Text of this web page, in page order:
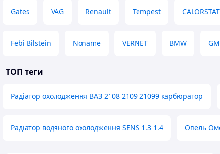
Gates VAG Renault Tempest
Febi Bilstein Noname VERNET BMW GM
ТОП теги
Радіатор охолодження ВАЗ 2108 2109 21099 карбюратор
Радіатор водяного охолодження SENS 1.3 1.4 Опель